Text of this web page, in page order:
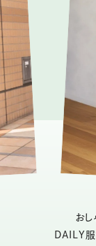
お
DAILY服